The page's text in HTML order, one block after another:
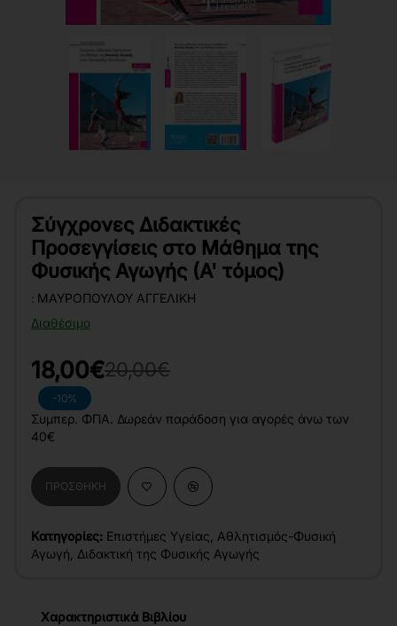
Σύγχρονες Διδακτικές
Προσεγγίσεις στο Μάθημα της
Φυσικής Αγωγής (Α' τόμος)
Διαθέσιμο
: ΜΑΥΡΟΠΟΎΛΟΥ ΑΓΓΕΛΙΚΉ
-10%
18,00€20,00€
Συμπερ. ΦΠΑ. Δωρεάν παράδοση για αγορές άνω των
40€
ΠΡΟΣΘΉΚΗ
Κατηγορίες: Επιστήμες Υγείας Αθλητισμός-Φυσική
Αγωγή Διδακτική της Φυσικής Αγωγής
Χαρακτηριστικά Βιβλίου